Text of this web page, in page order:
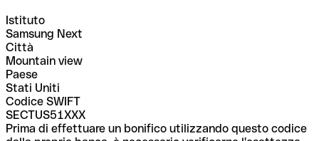
Istituto
Samsung Next
Città
Mountain view
Paese
Stati Uniti
Codice SWIFT
SECTUS51XXX
Prima di effettuare un bonifico utilizzando questo codice